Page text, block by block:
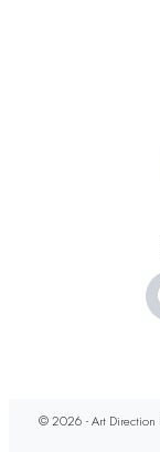
© 2026 - Art Direction